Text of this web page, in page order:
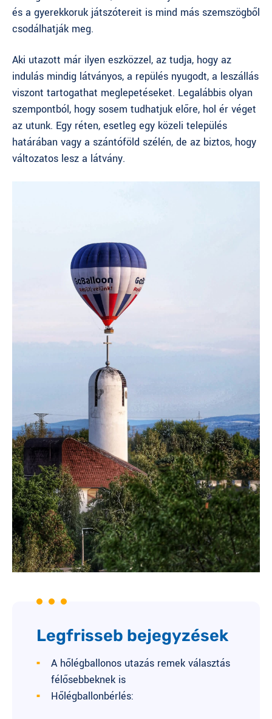
és a gyerekkoruk játszótereit is mind más szemszögből
csodálhatják meg.
Aki utazott már ilyen eszközzel, az tudja, hogy az
indulás mindig látványos, a repülés nyugodt, a leszállás
viszont tartogathat meglepetéseket. Legalábbis olyan
szempontból, hogy sosem tudhatjuk előre, hol ér véget
az utunk. Egy réten, esetleg egy közeli település
határában vagy a szántóföld szélén, de az biztos, hogy
változatos lesz a látvány.
Legfrisseb bejegyzések
A hőlégballonos utazás remek választás
félősebbeknek is
Hőlégballonbérlés: